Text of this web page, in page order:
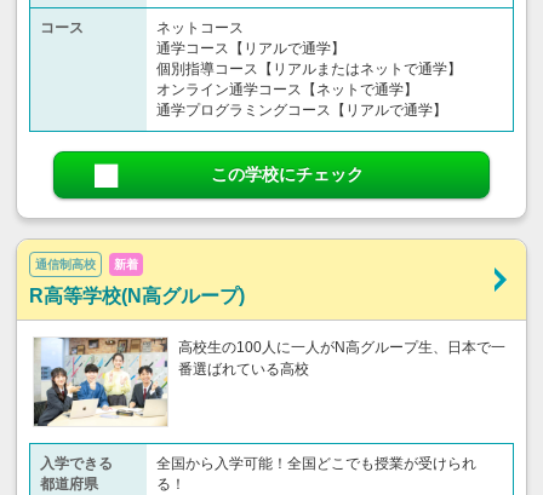
コース
ネットコース
通学コース【リアルで通学】
個別指導コース【リアルまたはネットで通学】
オンライン通学コース【ネットで通学】
通学プログラミングコース【リアルで通学】
この学校にチェック
通信制高校 新着
R高等学校(N高グループ)
高校生の100人に一人がN高グループ生、日本で一
番選ばれている高校
入学できる
都道府県
全国から入学可能！全国どこでも授業が受けられ
る！